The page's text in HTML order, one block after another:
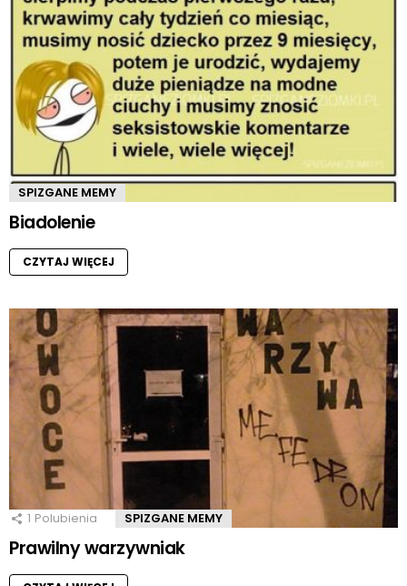
SPIZGANE MEMY
Biadolenie
CZYTAJ WIĘCEJ
1 Polubienia SPIZGANE MEMY
Prawilny warzywniak